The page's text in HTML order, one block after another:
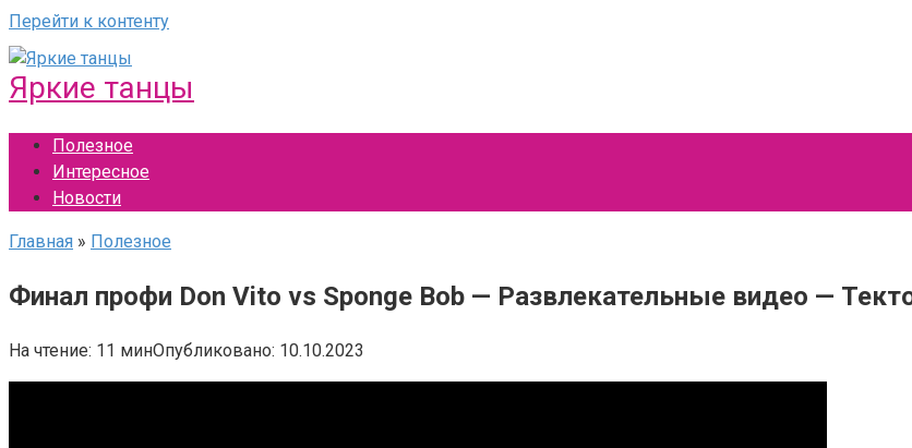
Перейти к контенту
Яркие танцы
Полезное
Интересное
Новости
Главная » Полезное
Финал профи Don Vito vs Sponge Bob — Развлекательные видео —
На чтение: 11 минОпубликовано: 10.10.2023